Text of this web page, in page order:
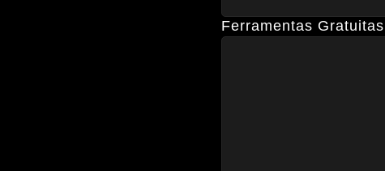
Ferramentas Gratuitas